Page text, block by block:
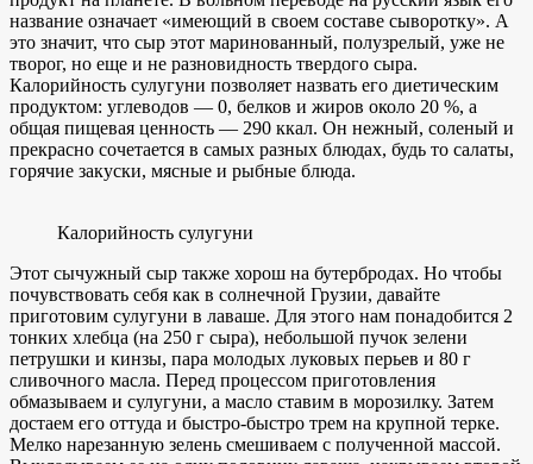
название означает «имеющий в своем составе сыворотку». А
это значит, что сыр этот маринованный, полузрелый, уже не
творог, но еще и не разновидность твердого сыра.
Калорийность сулугуни позволяет назвать его диетическим
продуктом: углеводов — 0, белков и жиров около 20 %, а
общая пищевая ценность — 290 ккал. Он нежный, соленый и
прекрасно сочетается в самых разных блюдах, будь то салаты,
горячие закуски, мясные и рыбные блюда.
Калорийность сулугуни
Этот сычужный сыр также хорош на бутербродах. Но чтобы
почувствовать себя как в солнечной Грузии, давайте
приготовим сулугуни в лаваше. Для этого нам понадобится 2
тонких хлебца (на 250 г сыра), небольшой пучок зелени
петрушки и кинзы, пара молодых луковых перьев и 80 г
сливочного масла. Перед процессом приготовления
обмазываем и сулугуни, а масло ставим в морозилку. Затем
достаем его оттуда и быстро-быстро трем на крупной терке.
Мелко нарезанную зелень смешиваем с полученной массой.